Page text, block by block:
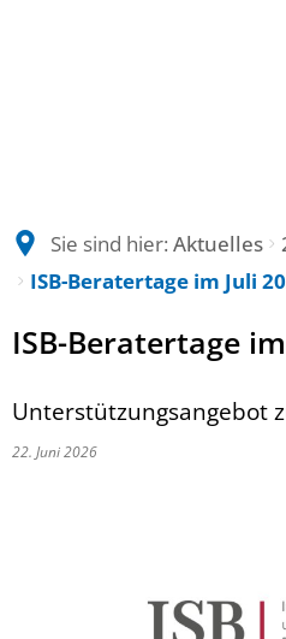
Sie sind hier: Aktuelles
ISB-Beratertage im Juli
ISB-Beratertage
Unterstützungsangebot
22. Juni 2026